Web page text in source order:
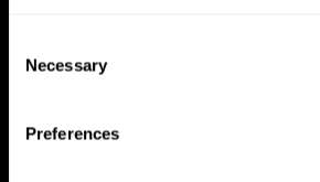
Selection
Necessary
Preferences